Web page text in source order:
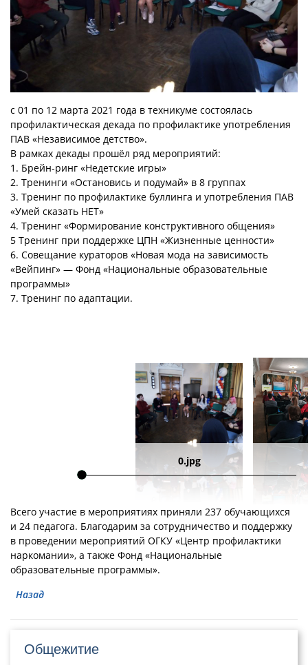
с 01 по 12 марта 2021 года в техникуме состоялась
профилактическая декада по профилактике употребления
ПАВ «Независимое детство».
В рамках декады прошёл ряд мероприятий:
1. Брейн-ринг «Недетские игры»
2. Тренинги «Остановись и подумай» в 8 группах
3. Тренинг по профилактике буллинга и употребления ПАВ
«Умей сказать НЕТ»
4. Тренинг «Формирование конструктивного общения»
5 Тренинг при поддержке ЦПН «Жизненные ценности»
6. Совещание кураторов «Новая мода на зависимость
«Вейпинг» — Фонд «Национальные образовательные
программы»
7. Тренинг по адаптации.
0.jpg
Всего участие в мероприятиях приняли 237 обучающихся
и 24 педагога. Благодарим за сотрудничество и поддержку
в проведении мероприятий ОГКУ «Центр профилактики
наркомании», а также Фонд «Национальные
образовательные программы».
Назад
Общежитие